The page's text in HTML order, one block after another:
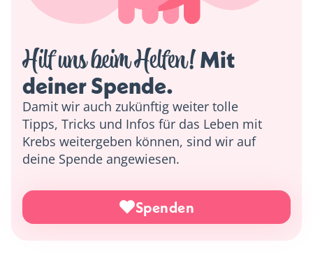
Hilf uns beim Helfen! Mit
deiner Spende.
Damit wir auch zukünftig weiter tolle
Tipps, Tricks und Infos für das Leben mit
Krebs weitergeben können, sind wir auf
deine Spende angewiesen.
Spenden